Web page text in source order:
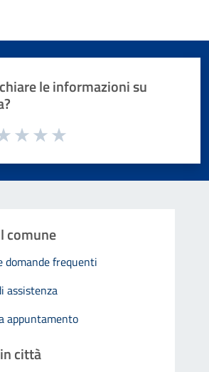
le informazioni su
la pagina
comune
domande frequenti
assistenza
appuntamento
città